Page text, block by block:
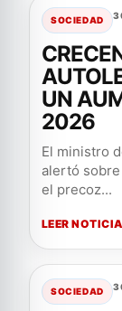
SOCIEDAD
UN
2026
El ministro
alertó
el precoz...
LEER
SOCIEDAD